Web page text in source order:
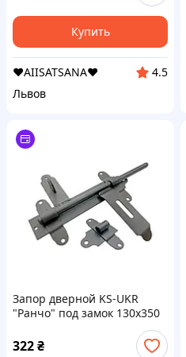
Купить
❤️AIISATSANA❤️
4.5
Львов
Запор дверной KS-UKR
"Ранчо" под замок 130х350
322₴